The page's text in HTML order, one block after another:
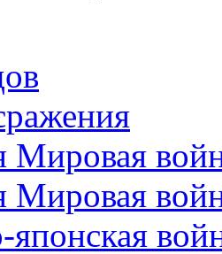
Мировая
Мировая
японская